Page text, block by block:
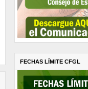
FECHAS LÍMITE CFGL